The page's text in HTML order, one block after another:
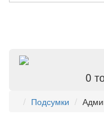
0
Подсумки